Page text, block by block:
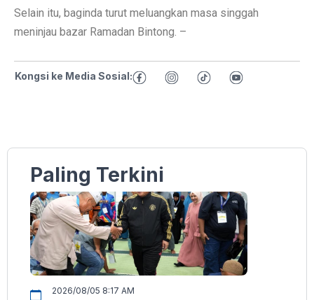
Selain itu, baginda turut meluangkan masa singgah
meninjau bazar Ramadan Bintong. –
Kongsi ke Media Sosial:
Paling Terkini
2026/08/05 8:17 AM